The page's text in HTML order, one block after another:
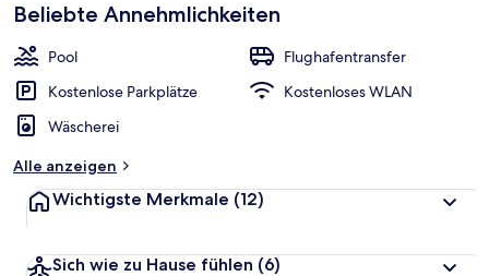
Beliebte Annehmlichkeiten
Pool
Flughafentransfer
Kostenlose Parkplätze
Kostenloses WLAN
Wäscherei
Alle anzeigen
Wichtigste Merkmale (12)
Sich wie zu Hause fühlen (6)